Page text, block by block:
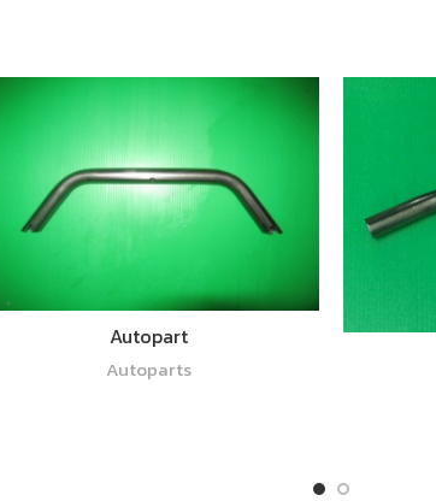
Autopart
Autoparts